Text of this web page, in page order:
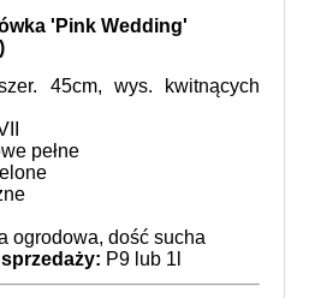
'Pink Wedding'
45cm, wys. kwitnących
pełne
ogrodowa, dość sucha
P9 lub 1l